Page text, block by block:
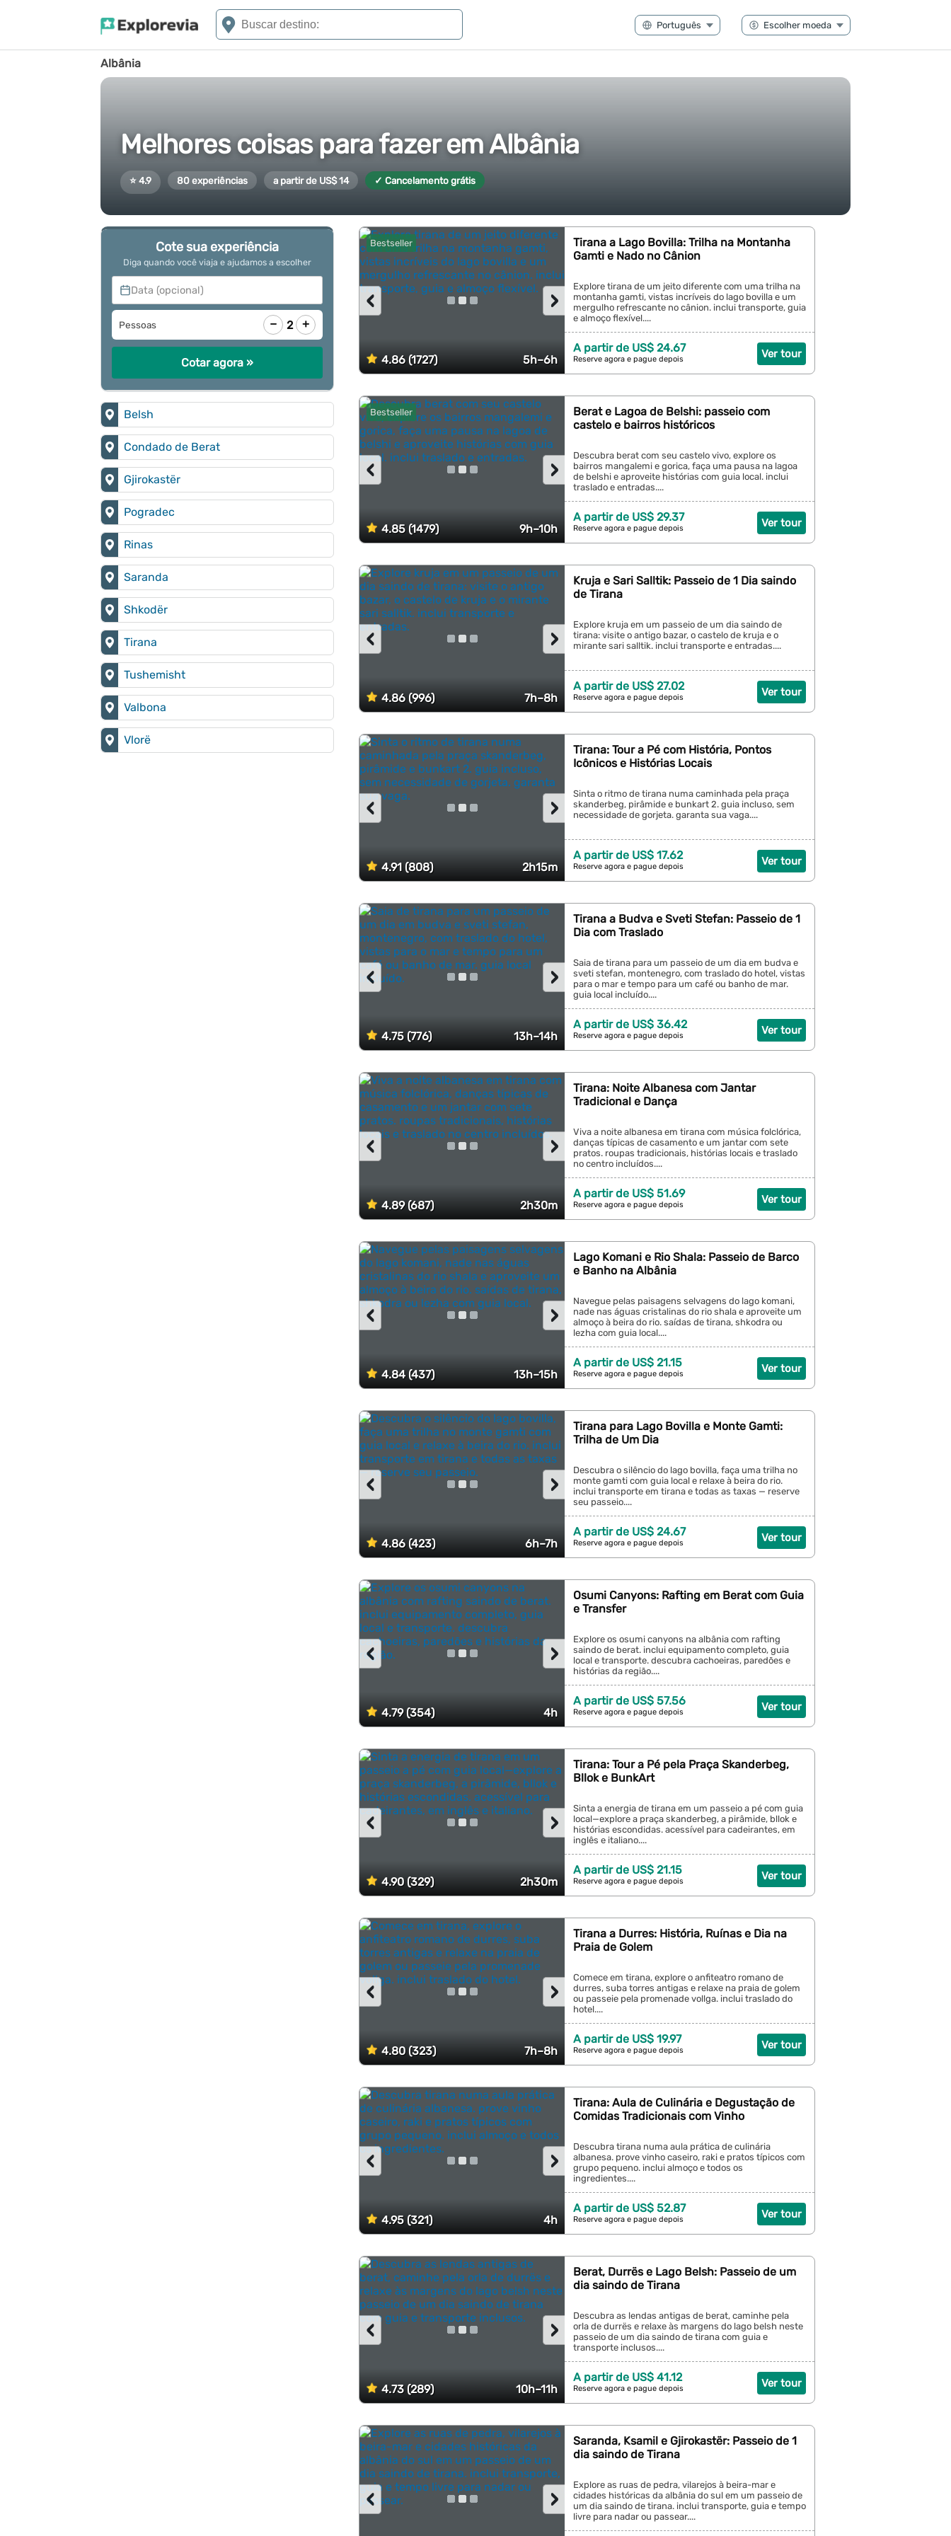
Albânia
Melhores coisas para fazer em Albânia
⭐ 4.9 80 experiências a partir de US$ 14 ✓ Cancelamento grátis
Bestseller
4.86 (1727) 5h–6h
›
‹
Tirana a Lago Bovilla: Trilha na Montanha
Gamti e Nado no Cânion
Explore tirana de um jeito diferente com uma trilha na
montanha gamti, vistas incríveis do lago bovilla e um
mergulho refrescante no cânion. inclui transporte, guia
e almoço flexível....
Ver tour
A partir de US$ 24.67
Reserve agora e pague depois
Bestseller
4.85 (1479) 9h–10h
›
‹
Berat e Lagoa de Belshi: passeio com
castelo e bairros históricos
Descubra berat com seu castelo vivo, explore os
bairros mangalemi e gorica, faça uma pausa na lagoa
de belshi e aproveite histórias com guia local. inclui
traslado e entradas....
Ver tour
A partir de US$ 29.37
Reserve agora e pague depois
4.86 (996) 7h–8h
›
‹
Kruja e Sari Salltik: Passeio de 1 Dia saindo
de Tirana
Explore kruja em um passeio de um dia saindo de
tirana: visite o antigo bazar, o castelo de kruja e o
mirante sari salltik. inclui transporte e entradas....
Ver tour
A partir de US$ 27.02
Reserve agora e pague depois
4.91 (808) 2h15m
›
‹
Tirana: Tour a Pé com História, Pontos
Icônicos e Histórias Locais
Sinta o ritmo de tirana numa caminhada pela praça
skanderbeg, pirâmide e bunkart 2. guia incluso, sem
necessidade de gorjeta. garanta sua vaga....
Ver tour
A partir de US$ 17.62
Reserve agora e pague depois
4.75 (776) 13h–14h
›
‹
Tirana a Budva e Sveti Stefan: Passeio de 1
Dia com Traslado
Saia de tirana para um passeio de um dia em budva e
sveti stefan, montenegro, com traslado do hotel, vistas
para o mar e tempo para um café ou banho de mar.
guia local incluído....
Ver tour
A partir de US$ 36.42
Reserve agora e pague depois
4.89 (687) 2h30m
›
‹
Tirana: Noite Albanesa com Jantar
Tradicional e Dança
Viva a noite albanesa em tirana com música folclórica,
danças típicas de casamento e um jantar com sete
pratos. roupas tradicionais, histórias locais e traslado
no centro incluídos....
Ver tour
A partir de US$ 51.69
Reserve agora e pague depois
4.84 (437) 13h–15h
›
‹
Lago Komani e Rio Shala: Passeio de Barco
e Banho na Albânia
Navegue pelas paisagens selvagens do lago komani,
nade nas águas cristalinas do rio shala e aproveite um
almoço à beira do rio. saídas de tirana, shkodra ou
lezha com guia local....
Ver tour
A partir de US$ 21.15
Reserve agora e pague depois
4.86 (423) 6h–7h
›
‹
Tirana para Lago Bovilla e Monte Gamti:
Trilha de Um Dia
Descubra o silêncio do lago bovilla, faça uma trilha no
monte gamti com guia local e relaxe à beira do rio.
inclui transporte em tirana e todas as taxas — reserve
seu passeio....
Ver tour
A partir de US$ 24.67
Reserve agora e pague depois
4.79 (354) 4h
›
‹
Osumi Canyons: Rafting em Berat com Guia
e Transfer
Explore os osumi canyons na albânia com rafting
saindo de berat. inclui equipamento completo, guia
local e transporte. descubra cachoeiras, paredões e
histórias da região....
Ver tour
A partir de US$ 57.56
Reserve agora e pague depois
4.90 (329) 2h30m
›
‹
Tirana: Tour a Pé pela Praça Skanderbeg,
Bllok e BunkArt
Sinta a energia de tirana em um passeio a pé com guia
local—explore a praça skanderbeg, a pirâmide, bllok e
histórias escondidas. acessível para cadeirantes, em
inglês e italiano....
Ver tour
A partir de US$ 21.15
Reserve agora e pague depois
4.80 (323) 7h–8h
›
‹
Tirana a Durres: História, Ruínas e Dia na
Praia de Golem
Comece em tirana, explore o anfiteatro romano de
durres, suba torres antigas e relaxe na praia de golem
ou passeie pela promenade vollga. inclui traslado do
hotel....
Ver tour
A partir de US$ 19.97
Reserve agora e pague depois
4.95 (321) 4h
›
‹
Tirana: Aula de Culinária e Degustação de
Comidas Tradicionais com Vinho
Descubra tirana numa aula prática de culinária
albanesa. prove vinho caseiro, raki e pratos típicos com
grupo pequeno. inclui almoço e todos os
ingredientes....
Ver tour
A partir de US$ 52.87
Reserve agora e pague depois
4.73 (289) 10h–11h
›
‹
Berat, Durrës e Lago Belsh: Passeio de um
dia saindo de Tirana
Descubra as lendas antigas de berat, caminhe pela
orla de durrës e relaxe às margens do lago belsh neste
passeio de um dia saindo de tirana com guia e
transporte inclusos....
Ver tour
A partir de US$ 41.12
Reserve agora e pague depois
›
‹
Saranda, Ksamil e Gjirokastër: Passeio de 1
dia saindo de Tirana
Explore as ruas de pedra, vilarejos à beira-mar e
cidades históricas da albânia do sul em um passeio de
um dia saindo de tirana. inclui transporte, guia e tempo
livre para nadar ou passear....
Cote sua experiência
Diga quando você viaja e ajudamos a escolher
Data (opcional)
Pessoas − 2 +
Cotar agora »
Belsh
Condado de Berat
Gjirokastër
Pogradec
Rinas
Saranda
Shkodër
Tirana
Tushemisht
Valbona
Vlorë